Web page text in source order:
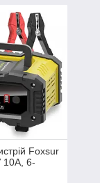
Foxsur
10A, 6-